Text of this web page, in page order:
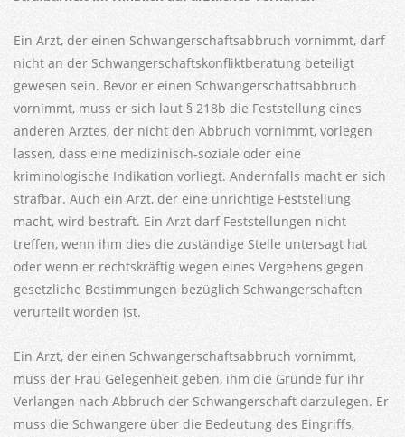
Ein Arzt, der einen Schwangerschaftsabbruch vornimmt, darf
nicht an der Schwangerschaftskonfliktberatung beteiligt
gewesen sein. Bevor er einen Schwangerschaftsabbruch
vornimmt, muss er sich laut § 218b die Feststellung eines
anderen Arztes, der nicht den Abbruch vornimmt, vorlegen
lassen, dass eine medizinisch-soziale oder eine
kriminologische Indikation vorliegt. Andernfalls macht er sich
strafbar. Auch ein Arzt, der eine unrichtige Feststellung
macht, wird bestraft. Ein Arzt darf Feststellungen nicht
treffen, wenn ihm dies die zuständige Stelle untersagt hat
oder wenn er rechtskräftig wegen eines Vergehens gegen
gesetzliche Bestimmungen bezüglich Schwangerschaften
verurteilt worden ist.
Ein Arzt, der einen Schwangerschaftsabbruch vornimmt,
muss der Frau Gelegenheit geben, ihm die Gründe für ihr
Verlangen nach Abbruch der Schwangerschaft darzulegen. Er
muss die Schwangere über die Bedeutung des Eingriffs,